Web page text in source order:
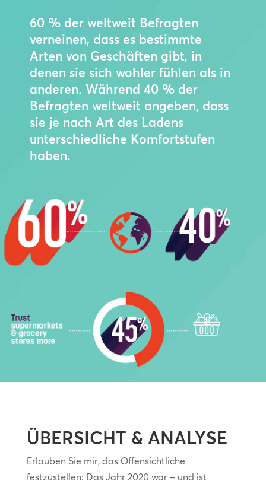
60 % der weltweit Befragten
verneinen, dass es bestimmte
Arten von Geschäften gibt, in
denen sie sich wohler fühlen als in
anderen. Während 40 % der
Befragten weltweit angeben, dass
sie je nach Art des Ladens
unterschiedliche Komfortstufen
haben.
ÜBERSICHT & ANALYSE
Erlauben Sie mir, das Offensichtliche
festzustellen: Das Jahr 2020 war – und ist